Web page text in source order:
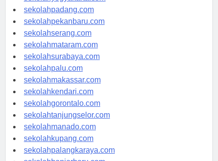
sekolahyogyakarta.com
sekolahpadang.com
sekolahpekanbaru.com
sekolahserang.com
sekolahmataram.com
sekolahsurabaya.com
sekolahpalu.com
sekolahmakassar.com
sekolahkendari.com
sekolahgorontalo.com
sekolahtanjungselor.com
sekolahmanado.com
sekolahkupang.com
sekolahpalangkaraya.com